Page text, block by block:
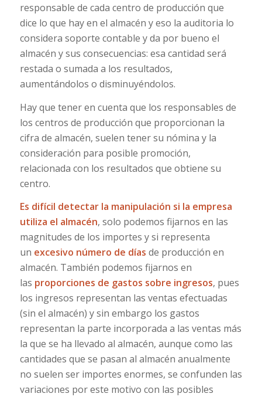
responsable de cada centro de producción que
dice lo que hay en el almacén y eso la auditoria lo
considera soporte contable y da por bueno el
almacén y sus consecuencias: esa cantidad será
restada o sumada a los resultados,
aumentándolos o disminuyéndolos.
Hay que tener en cuenta que los responsables de
los centros de producción que proporcionan la
cifra de almacén, suelen tener su nómina y la
consideración para posible promoción,
relacionada con los resultados que obtiene su
centro.
Es difícil detectar la manipulación si la empresa
utiliza el almacén, solo podemos fijarnos en las
magnitudes de los importes y si representa
un excesivo número de días de producción en
almacén. También podemos fijarnos en
las proporciones de gastos sobre ingresos, pues
los ingresos representan las ventas efectuadas
(sin el almacén) y sin embargo los gastos
representan la parte incorporada a las ventas más
la que se ha llevado al almacén, aunque como las
cantidades que se pasan al almacén anualmente
no suelen ser importes enormes, se confunden las
variaciones por este motivo con las posibles